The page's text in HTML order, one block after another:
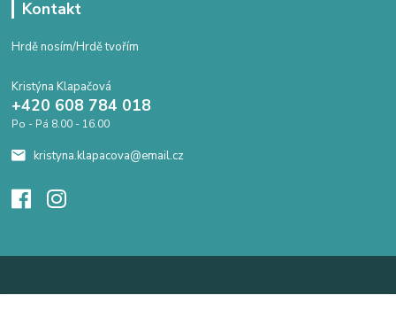
Kontakt
Hrdě nosím/Hrdě tvořím
Kristýna Klapačová
+420 608 784 018
Po - Pá 8.00 - 16.00
kristyna.klapacova@email.cz